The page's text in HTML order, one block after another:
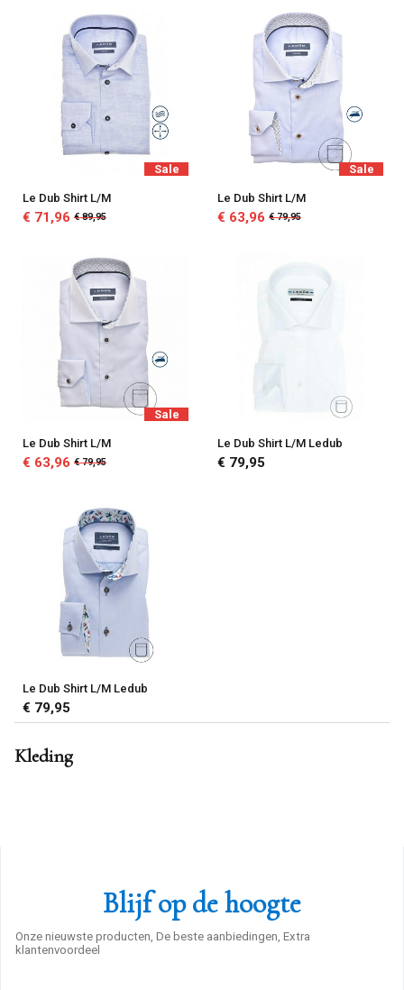
Sale
Le Dub Shirt L/M
€ 71,96 € 89,95
Sale
Le Dub Shirt L/M
€ 63,96 € 79,95
Sale
Le Dub Shirt L/M
€ 63,96 € 79,95
Le Dub Shirt L/M Ledub
€ 79,95
Le Dub Shirt L/M Ledub
€ 79,95
Kleding
Blijf op de hoogte
Onze nieuwste producten, De beste aanbiedingen, Extra
klantenvoordeel